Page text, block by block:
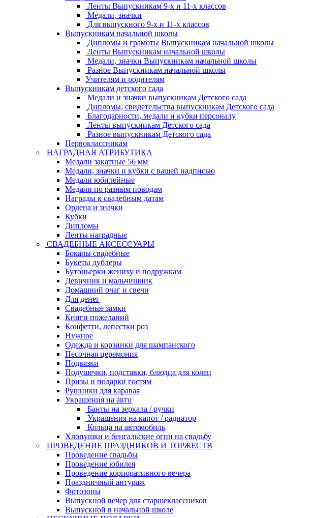
Ленты Выпускникам 9-х и 11-х классов
Медали, значки
Для выпускного 9-х и 11-х классов
Выпускникам начальной школы
Дипломы и грамоты Выпускникам начальной школы
Ленты Выпускникам начальной школы
Медали, значки Выпускникам начальной школы
Разное Выпускникам начальной школы
Учителям и родителям
Выпускникам детского сада
Медали и значки выпускникам Детского сада
Дипломы, свидетельства выпускникам Детского сада
Благодарности, медали и кубки персоналу
Ленты выпускникам Детского сада
Разное выпускникам Детского сада
Первоклассникам
НАГРАДНАЯ АТРИБУТИКА
Медали закатные 56 мм
Медали, значки и кубки с вашей надписью
Медали юбилейные
Медали по разным поводам
Награды к свадебным датам
Ордена и значки
Кубки
Дипломы
Ленты наградные
СВАДЕБНЫЕ АКСЕССУАРЫ
Бокалы свадебные
Букеты дублеры
Бутоньерки жениху и подружкам
Девичник и мальчишник
Домашний очаг и свечи
Для денег
Свадебные замки
Книги пожеланий
Конфетти, лепестки роз
Нужное
Одежда и корзинки для шампанского
Песочная церемония
Подвязки
Подушечки, подставки, блюдца для колец
Призы и подарки гостям
Рушники для каравая
Украшения на авто
Банты на зеркала / ручки
Украшения на капот / радиатор
Кольца на автомобиль
Хлопушки и бенгальские огни на свадьбу
ПРОВЕДЕНИЕ ПРАЗДНИКОВ И ТОРЖЕСТВ
Проведение свадьбы
Проведение юбилея
Проведение корпоративного вечера
Праздничный антураж
Фотозоны
Выпускной вечер для старшеклассников
Выпускной в начальной школе